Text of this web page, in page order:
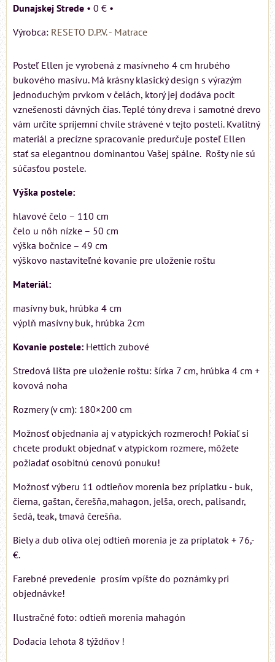
Dunajskej Strede • 0 € •
Výrobca: RESETO D.P.V. - Matrace
Posteľ Ellen je vyrobená z masívneho 4 cm hrubého
bukového masívu. Má krásny klasický design s výrazým
jednoduchým prvkom v čelách, ktorý jej dodáva pocit
vznešenosti dávných čias. Teplé tóny dreva i samotné drevo
vám určite spríjemní chvíle strávené v tejto posteli. Kvalitný
materiál a precízne spracovanie predurčuje posteľ Ellen
stať sa elegantnou dominantou Vašej spálne. Rošty nie sú
súčasťou postele.
Výška postele:
hlavové čelo – 110 cm
čelo u nôh nízke – 50 cm
výška bočnice – 49 cm
výškovo nastaviteľné kovanie pre uloženie roštu
Materiál:
masívny buk, hrúbka 4 cm
výplň masívny buk, hrúbka 2cm
Kovanie postele: Hettich zubové
Stredová lišta pre uloženie roštu: šírka 7 cm, hrúbka 4 cm +
kovová noha
Rozmery (v cm): 180×200 cm
Možnosť objednania aj v atypických rozmeroch! Pokiaľ si
chcete produkt objednať v atypickom rozmere, môžete
požiadať osobitnú cenovú ponuku!
Možnosť výberu 11 odtieňov morenia bez príplatku - buk,
čierna, gaštan, čerešňa,mahagon, jelša, orech, palisandr,
šedá, teak, tmavá čerešňa.
Biely a dub oliva olej odtieň morenia je za príplatok + 76,-
€.
Farebné prevedenie prosím vpíšte do poznámky pri
objednávke!
Ilustračné foto: odtieň morenia mahagón
Dodacia lehota 8 týždňov !